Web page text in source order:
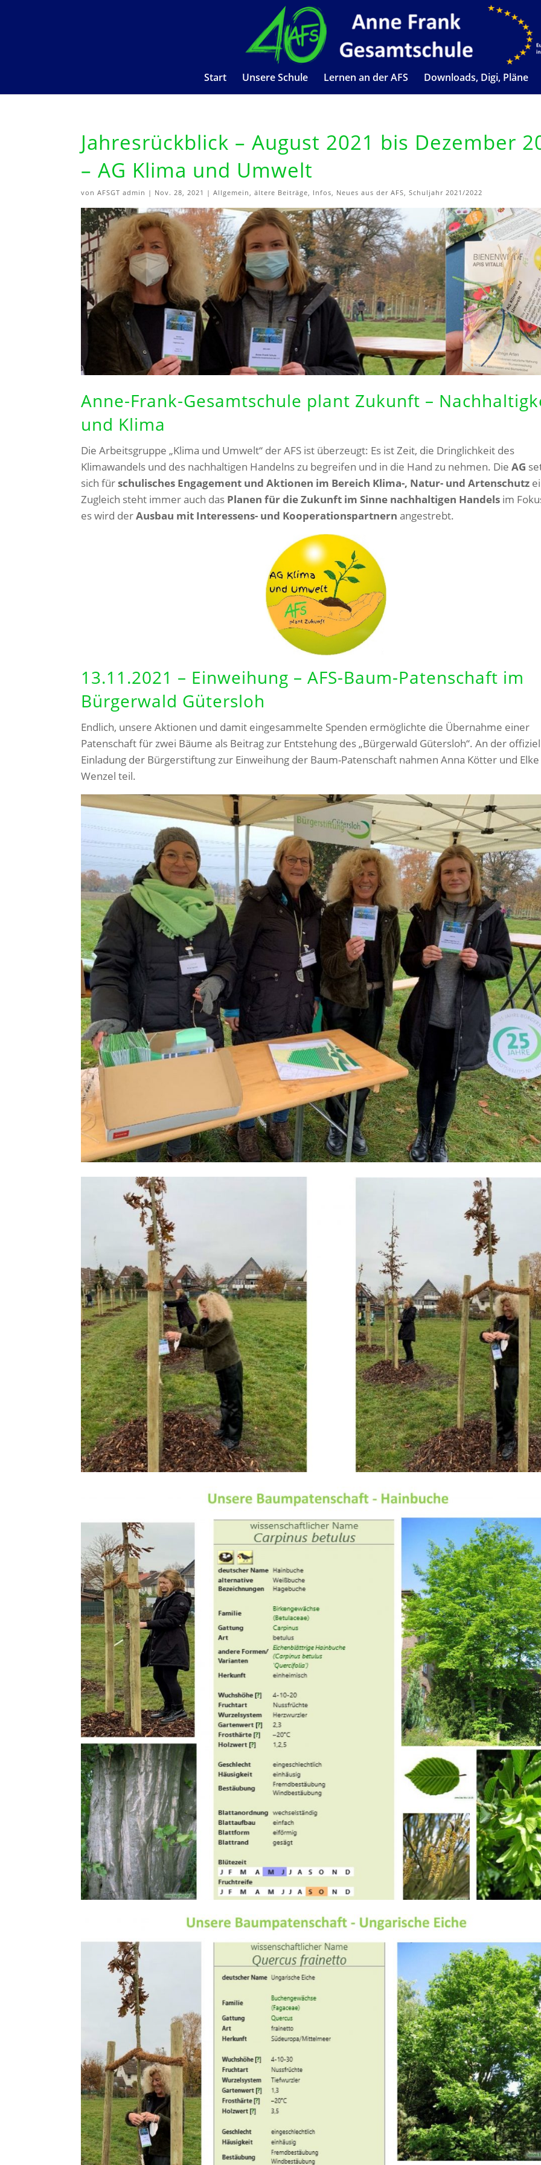
Start Unsere Schule Lernen an der AFS Downloads, Digi, Pläne
Jahresrückblick – August 2021 bis Dezember
– AG Klima und Umwelt
vonAFSGT admin | Nov. 28, 2021 |Allgemein,ältere Beiträge, Infos, Neues aus der AFS,Schuljahr 2021/2022
Anne-Frank-Gesamtschule plant Zukunft –
und Klima
Die Arbeitsgruppe „Klima und Umwelt“ der AFS ist überzeugt: Es ist Zeit, die Dringlichkeit des
Klimawandels und des nachhaltigen Handelns zu begreifen und in die Hand zu nehmen. DieAG
sich fürschulisches Engagement und Aktionen im Bereich Klima-, Natur- und Artenschutz
Zugleich steht immer auch das Planen für die Zukunft im Sinne nachhaltigen Handels im
es wird derAusbau mit Interessens- und Kooperationspartnern angestrebt.
13.11.2021 – Einweihung – AFS-Baum-Patenschaft im
Bürgerwald Gütersloh
Endlich, unsere Aktionen und damit eingesammelte Spenden ermöglichte die Übernahme einer
Patenschaft für zwei Bäume als Beitrag zur Entstehung des „Bürgerwald Gütersloh“. An der
Einladung der Bürgerstiftung zur Einweihung der Baum-Patenschaft nahmen Anna Kötter und Elke
Wenzel teil.